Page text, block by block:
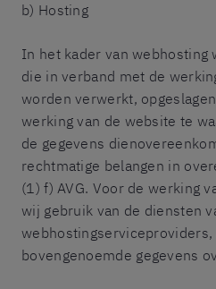
b) Hosting
In het kader van webhosting
die in verband met de
worden verwerkt,
werking van de website te
de gegevens
rechtmatige belangen in
(1) f) AVG. Voor de werking
wij gebruik van de diensten
webhostingserviceproviders,
bovengenoemde gegevens